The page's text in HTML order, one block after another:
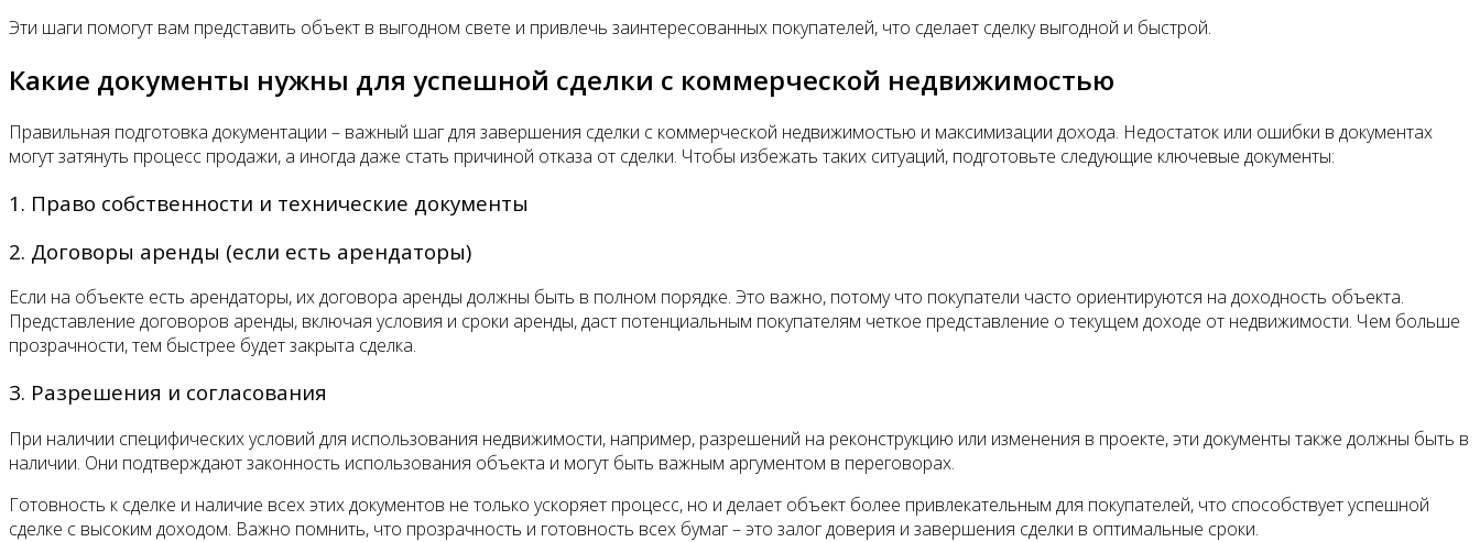
Эти шаги помогут вам представить объект в выгодном свете и привлечь заинтересованных покупателей, что сделает сделку выгодной и быстрой.
Какие документы нужны для успешной сделки с коммерческой недвижимостью
Правильная подготовка документации – важный шаг для завершения сделки с коммерческой недвижимостью и максимизации дохода. Недостаток или ошибки в документах
могут затянуть процесс продажи, а иногда даже стать причиной отказа от сделки. Чтобы избежать таких ситуаций, подготовьте следующие ключевые документы:
1. Право собственности и технические документы
2. Договоры аренды (если есть арендаторы)
Если на объекте есть арендаторы, их договора аренды должны быть в полном порядке. Это важно, потому что покупатели часто ориентируются на доходность объекта.
Представление договоров аренды, включая условия и сроки аренды, даст потенциальным покупателям четкое представление о текущем доходе от недвижимости. Чем больше
прозрачности, тем быстрее будет закрыта сделка.
3. Разрешения и согласования
При наличии специфических условий для использования недвижимости, например, разрешений на реконструкцию или изменения в проекте, эти документы также должны быть в
наличии. Они подтверждают законность использования объекта и могут быть важным аргументом в переговорах.
Готовность к сделке и наличие всех этих документов не только ускоряет процесс, но и делает объект более привлекательным для покупателей, что способствует успешной
сделке с высоким доходом. Важно помнить, что прозрачность и готовность всех бумаг – это залог доверия и завершения сделки в оптимальные сроки.